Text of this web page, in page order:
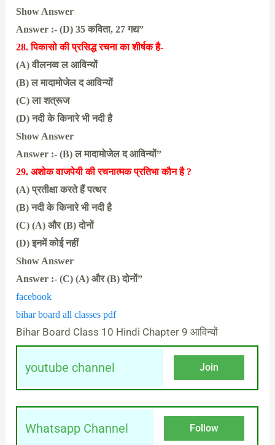
Show Answer
Answer :- (D) 35 कविता, 27 गद्य”
28. पिकासो की प्रसिद्ध रचना का शीर्षक है-
(A) वीलनव्व ल आविन्यों
(B) ल मादामोजेल द आविन्यों
(C) ला शत्रूज
(D) नदी के किनारे भी नदी है
Show Answer
Answer :- (B) ल मादामोजेल द आविन्यों”
29. अशोक वाजपेयी की रचनात्मक प्रतिभा कौन है ?
(A) प्रतीक्षा करते हैं पत्थर
(B) नदी के किनारे भी नदी है
(C) (A) और (B) दोनों
(D) इनमें कोई नहीं
Show Answer
Answer :- (C) (A) और (B) दोनों”
facebook
bihar board all classes pdf
Bihar Board Class 10 Hindi Chapter 9 आविन्यों
youtube channel Join
Whatsapp Channel Follow